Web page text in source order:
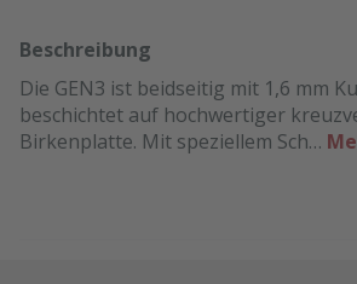
Beschreibung
Die GEN3 ist beidseitig mit 1,6 mm
beschichtet auf hochwertiger
Birkenplatte. Mit speziellem Sch…